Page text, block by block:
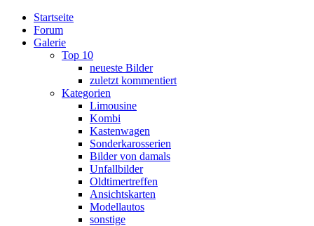
Startseite
Forum
Galerie
Top 10
neueste Bilder
zuletzt kommentiert
Kategorien
Limousine
Kombi
Kastenwagen
Sonderkarosserien
Bilder von damals
Unfallbilder
Oldtimertreffen
Ansichtskarten
Modellautos
sonstige